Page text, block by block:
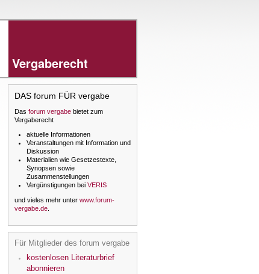
Vergaberecht
DAS forum FÜR vergabe
Das forum vergabe bietet zum
Vergaberecht
aktuelle Informationen
Veranstaltungen mit Information und
Diskussion
Materialien wie Gesetzestexte,
Synopsen sowie
Zusammenstellungen
Vergünstigungen bei VERIS
und vieles mehr unter www.forum-
vergabe.de
Für Mitglieder des forum vergabe
kostenlosen Literaturbrief
abonnieren